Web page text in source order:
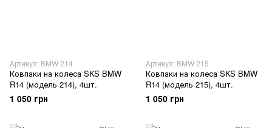
Артикул: BMW 214
Ковпаки на колеса SKS BMW
R14 (модель 214), 4шт.
1 050 грн
Артикул: BMW 215
Ковпаки на колеса SKS BMW
R14 (модель 215), 4шт.
1 050 грн